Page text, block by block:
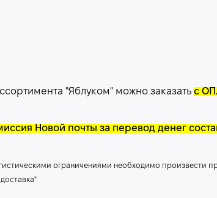
"Яблуком" можно заказать с
Новой почты за перевод денег
ограничениями необходимо произвести